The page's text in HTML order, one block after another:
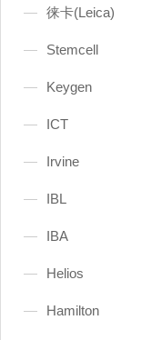
徕卡(Leica)
Stemcell
Keygen
ICT
Irvine
IBL
IBA
Helios
Hamilton